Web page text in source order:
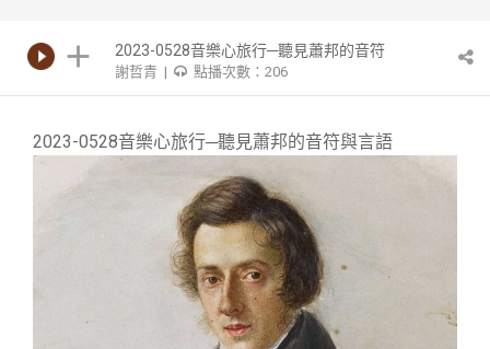
2023-0528音樂心旅行─聽見蕭邦的音符
與言語
謝哲青 | 點播次數：206
2023-0528音樂心旅行─聽見蕭邦的音符與言語